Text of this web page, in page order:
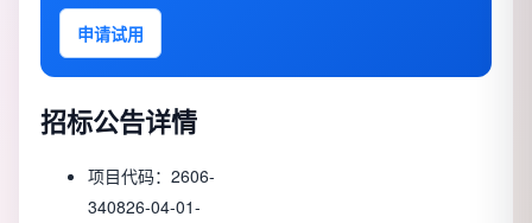
申请试用
招标公告详情
项目代码： 2606-
340826-04-01-